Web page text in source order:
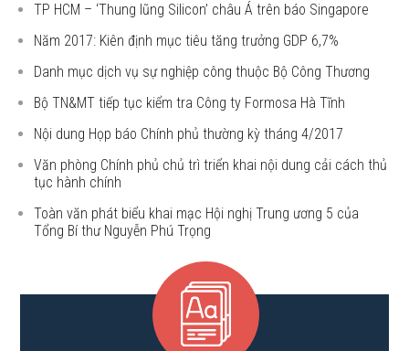
TP HCM – ‘Thung lũng Silicon’ châu Á trên báo Singapore
Năm 2017: Kiên định mục tiêu tăng trưởng GDP 6,7%
Danh mục dịch vụ sự nghiệp công thuộc Bộ Công Thương
Bộ TN&MT tiếp tục kiểm tra Công ty Formosa Hà Tĩnh
Nội dung Họp báo Chính phủ thường kỳ tháng 4/2017
Văn phòng Chính phủ chủ trì triển khai nội dung cải cách thủ
tục hành chính
Toàn văn phát biểu khai mạc Hội nghị Trung ương 5 của
Tổng Bí thư Nguyễn Phú Trọng